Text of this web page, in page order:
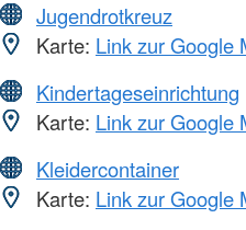
Jugendrotkreuz
Karte: Link zur Google
Kindertageseinrichtung
Karte: Link zur Google
Kleidercontainer
Karte: Link zur Google